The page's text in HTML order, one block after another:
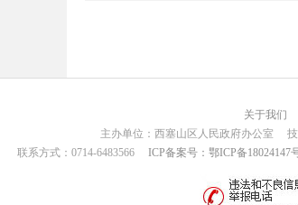
关于我们
主办单位：西塞山区人民政府办公室
联系方式：0714-6483566 ICP备案号：鄂ICP备18024147